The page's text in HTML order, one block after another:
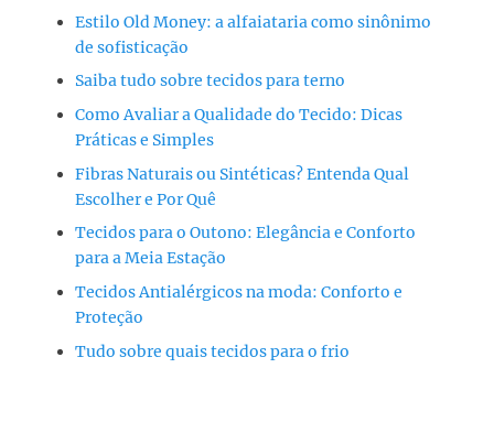
Estilo Old Money: a alfaiataria como sinônimo
de sofisticação
Saiba tudo sobre tecidos para terno
Como Avaliar a Qualidade do Tecido: Dicas
Práticas e Simples
Fibras Naturais ou Sintéticas? Entenda Qual
Escolher e Por Quê
Tecidos para o Outono: Elegância e Conforto
para a Meia Estação
Tecidos Antialérgicos na moda: Conforto e
Proteção
Tudo sobre quais tecidos para o frio